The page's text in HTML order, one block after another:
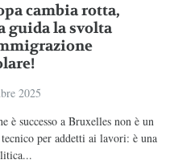
cambia rotta,
guida la svolta
2025
è successo a Bruxelles non è un
per addetti ai lavori: è una